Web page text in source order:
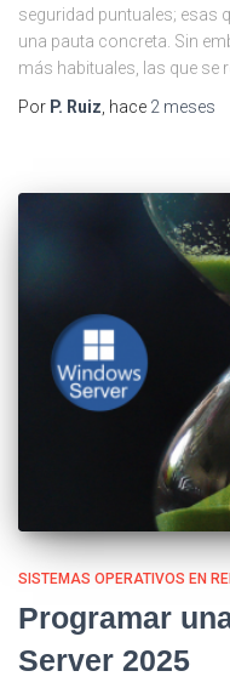
seguridad puntuales; esas
una pauta concreta. Sin
más habituales, las que se
Por P. Ruiz, hace 2 meses
SISTEMAS OPERATIVOS EN
Programar
Server 2025